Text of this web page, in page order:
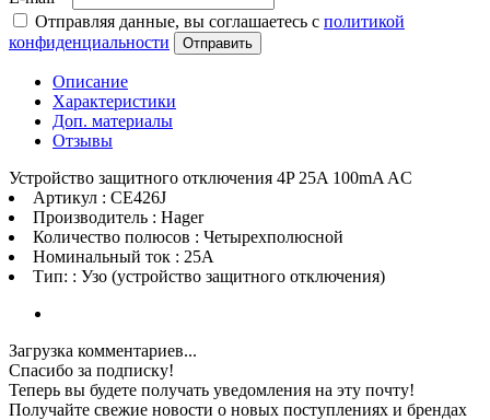
Отправляя данные, вы соглашаетесь с политикой
конфиденциальности
Отправить
Описание
Характеристики
Доп. материалы
Отзывы
Устройство защитного отключения 4P 25A 100mA AC
Артикул : CE426J
Производитель : Hager
Количество полюсов : Четырехполюсной
Номинальный ток : 25A
Тип: : Узо (устройство защитного отключения)
Загрузка комментариев...
Спасибо за подписку!
Теперь вы будете получать уведомления на эту почту!
Получайте свежие новости о новых поступлениях и брендах